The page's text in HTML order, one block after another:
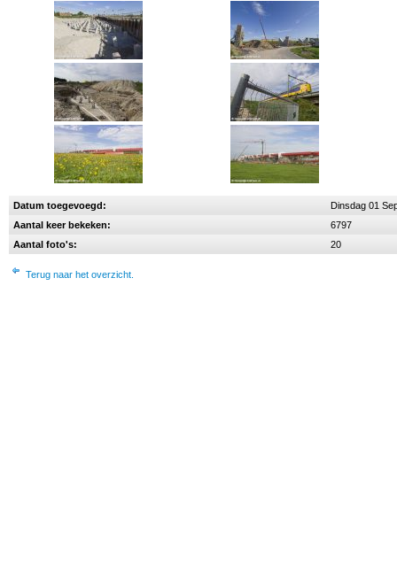
Datum toegevoegd:
Dinsdag 01
Aantal keer bekeken:
6797
Aantal foto's:
20
Terug naar het overzicht.